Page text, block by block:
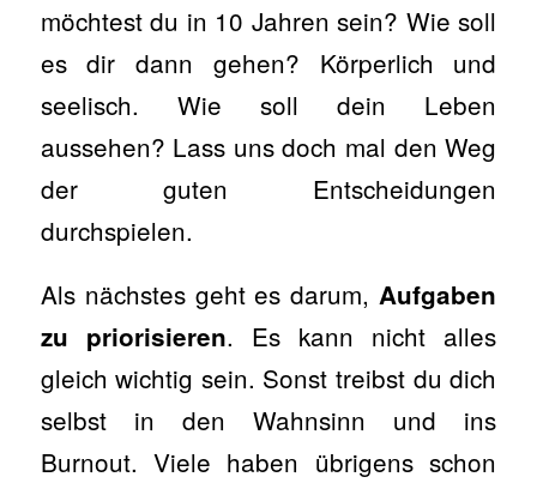
möchtest du in 10 Jahren sein? Wie soll
es dir dann gehen? Körperlich und
seelisch. Wie soll dein Leben
aussehen? Lass uns doch mal den Weg
der guten Entscheidungen
durchspielen.
Als nächstes geht es darum, Aufgaben
zu priorisieren. Es kann nicht alles
gleich wichtig sein. Sonst treibst du dich
selbst in den Wahnsinn und ins
Burnout. Viele haben übrigens schon